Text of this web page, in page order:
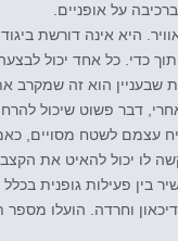
על אופניים.
היא אינה דורשת
כדי. כל אחד יכול
שבעניין הוא זה שמקרב
דבר פשוט שיכול
עצמם לשטח מסויים,
לו יכול להאיט את הקצב,
בין פעילות גופנית
וחרדה. הועלו מספר